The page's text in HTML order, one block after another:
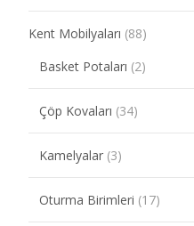
Kent Mobilyaları (88)
Basket Potaları (2)
Çöp Kovaları (34)
Kamelyalar (3)
Oturma Birimleri (17)